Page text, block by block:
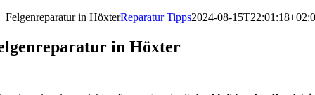
Felgenreparatur in HöxterReparatur Tipps2024-08-
in Höxter